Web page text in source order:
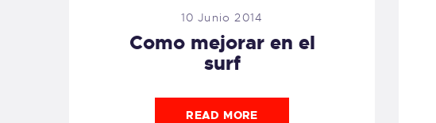
10 Junio 2014
Como mejorar en el
surf
READ MORE